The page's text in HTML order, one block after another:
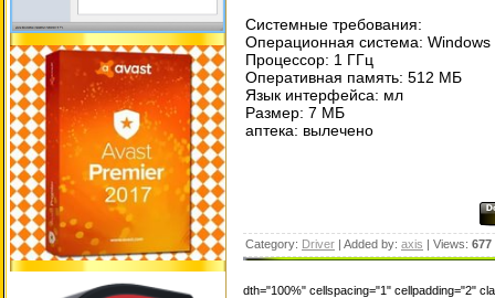
Системные требования:
Операционная система:
Процессор: 1 ГГц
Оперативная память: 512 МБ
Язык интерфейса: мл
Размер: 7 МБ
аптека: вылечено
Category: Driver | Added by: axis | Views: 677
dth="100%" cellspacing="1" cellpadding="2"